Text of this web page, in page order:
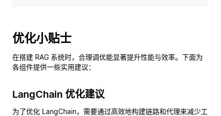
优化小贴士
在搭建 RAG 系统时，合理调优能显著提升性能与效率。下面为
各组件提供一些实用建议：
LangChain 优化建议
为了优化 LangChain，需要通过高效地构建链路和代理来减少工